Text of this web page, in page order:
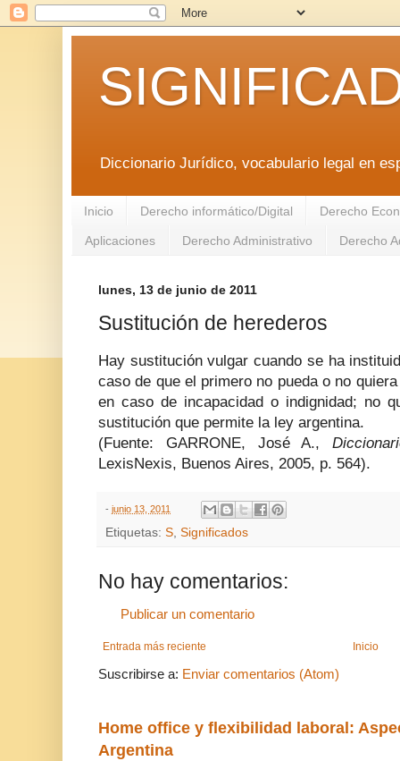
Diccionario Jurídico, vocabulario legal en
Inicio Derecho informático/Digital Derecho
Aplicaciones Derecho Administrativo Derecho
lunes, 13 de junio de 2011
Sustitución de herederos
Hay sustitución vulgar cuando se ha
caso de que el primero no pueda o no
en caso de incapacidad o indignidad; no
sustitución que permite la ley argentina.
(Fuente: GARRONE, José A.,
LexisNexis, Buenos Aires, 2005, p. 564).
- junio 13, 2011
Etiquetas: S, Significados
No hay comentarios:
Publicar un comentario
Entrada más reciente Inicio
Suscribirse a: Enviar comentarios (Atom)
Home office y flexibilidad laboral:
Argentina